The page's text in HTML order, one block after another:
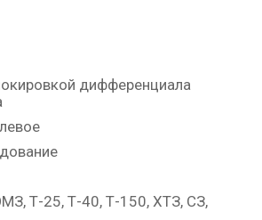
дифференциала
Т-25, Т-40, Т-150, ХТЗ, СЗ,